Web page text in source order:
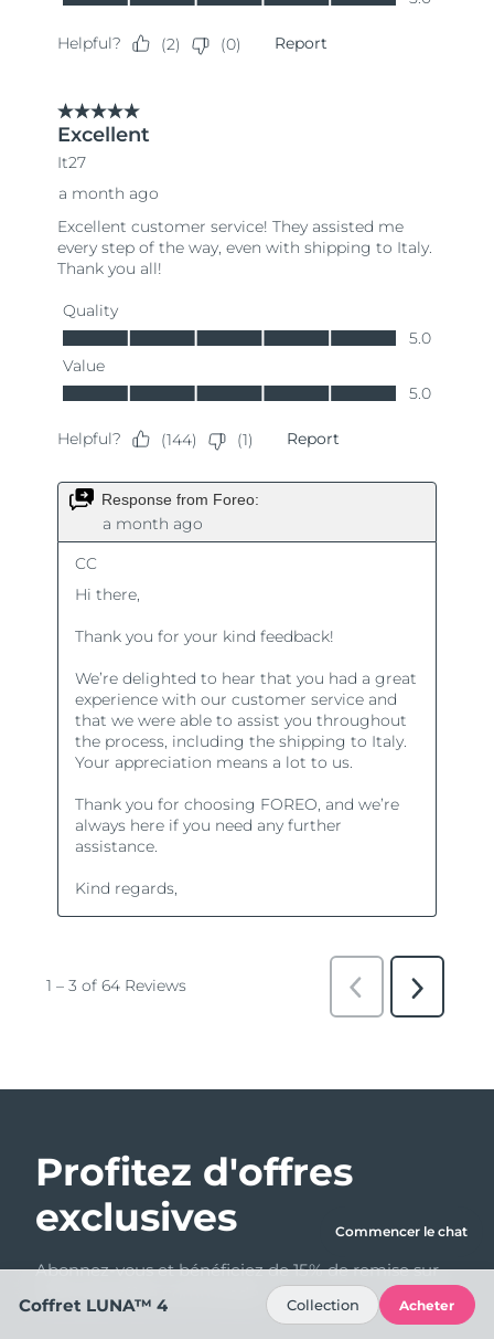
Profitez d'offres
exclusives
Abonnez-vous et bénéficiez de 15% de remise sur
votre première commande !
Commencer le chat
Coffret LUNA™ 4 Collection Acheter